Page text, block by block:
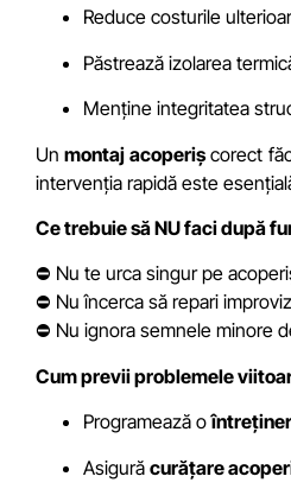
Reduce costurile
Păstrează izolarea
Menține integritatea
Unmontaj acoperișcorect
intervenția rapidă este
Ce trebuie să NU faci după
⛔ Nu te urca singur pe
⛔ Nu încerca să repari
⛔ Nu ignora semnele minore
Cum previi problemele
Programează o
Asigură curățare